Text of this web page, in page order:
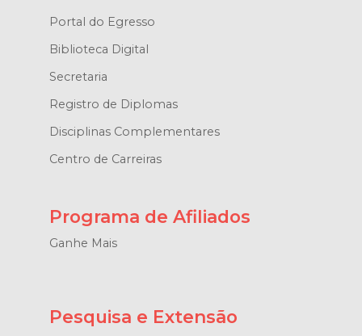
Portal do Egresso
Biblioteca Digital
Secretaria
Registro de Diplomas
Disciplinas Complementares
Centro de Carreiras
Programa de Afiliados
Ganhe Mais
Pesquisa e Extensão